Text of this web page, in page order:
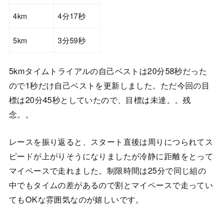
4km 4分17秒
5km 3分59秒
5kmタイムトライアルの自己ベストは20分58秒だった
ので1秒だけ自己ベストを更新しました。ただ今回の目
標は20分45秒としていたので、目標は未達。。残
念。。
レースを振り返ると、スタート直後は周りにつられてス
ピードが上がりそうになりましたが冷静に距離をとって
マイペースで走れました。制限時間は25分で同じ組の
中でもタイムの差があるので割とマイペースで走ってい
てもOKな雰囲気なのが嬉しいです。